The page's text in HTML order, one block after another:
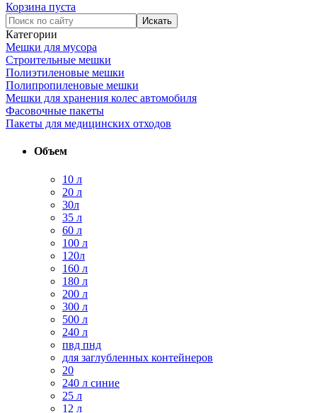
Корзина пуста
Категории
Мешки для мусора
Строительные мешки
Полиэтиленовые мешки
Полипропиленовые мешки
Мешки для хранения колес автомобиля
Фасовочные пакеты
Пакеты для медицинских отходов
Объем
10 л
20 л
30л
35 л
60 л
100 л
120л
160 л
180 л
200 л
300 л
500 л
240 л
пвд пнд
для заглубленных контейнеров
20
240 л синие
25 л
12 л